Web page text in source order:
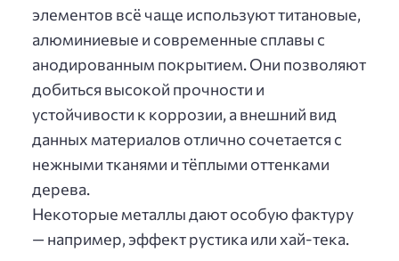
элементов всё чаще используют титановые,
алюминиевые и современные сплавы с
анодированным покрытием. Они позволяют
добиться высокой прочности и
устойчивости к коррозии, а внешний вид
данных материалов отлично сочетается с
нежными тканями и тёплыми оттенками
дерева.
Некоторые металлы дают особую фактуру
— например, эффект рустика или хай-тека.